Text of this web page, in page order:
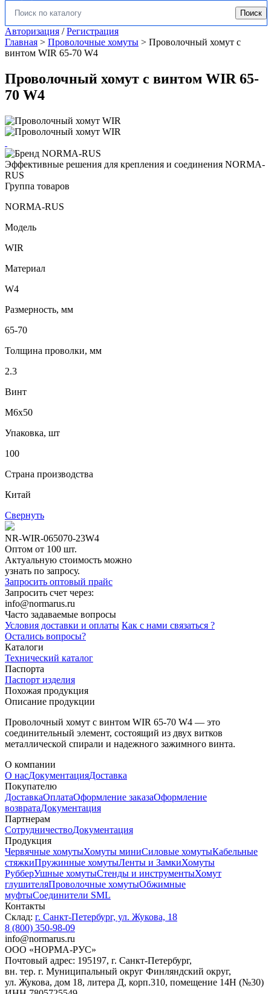
Искать: Поиск
Авторизация /Регистрация
Главная > Проволочные хомуты > Проволочный хомут с
винтом WIR 65-70 W4
Проволочный хомут с винтом WIR 65-
70 W4
Эффективные решения для крепления и соединения NORMA-
RUS
Группа товаров
NORMA-RUS
Модель
WIR
Материал
W4
Размерность, мм
65-70
Толщина проволки, мм
2.3
Винт
М6х50
Упаковка, шт
100
Страна производства
Китай
Свернуть
NR-WIR-065070-23W4
Оптом от 100 шт.
Актуальную стоимость можно
узнать по запросу.
Запросить оптовый прайс
Запросить счет через:
info@normarus.ru
Часто задаваемые вопросы
Условия доставки и оплаты Как с нами связаться ?
Остались вопросы?
Каталоги
Технический каталог
Паспорта
Паспорт изделия
Похожая продукция
Описание продукции
Проволочный хомут с винтом WIR 65-70 W4 — это
соединительный элемент, состоящий из двух витков
металлической спирали и надежного зажимного винта.
О компании
О насДокументацияДоставка
Покупателю
ДоставкаОплатаОформление заказаОформление
возвратаДокументация
Партнерам
СотрудничествоДокументация
Продукция
Червячные хомутыХомуты миниСиловые хомутыКабельные
стяжкиПружинные хомутыЛенты и ЗамкиХомуты
РубберУшные хомутыСтенды и инструментыХомут
глушителяПроволочные хомутыОбжимные
муфтыСоединители SML
Контакты
Склад: г. Санкт-Петербург, ул. Жукова, 18
8 (800) 350-98-09
info@normarus.ru
ООО «НОРМА-РУС»
Почтовый адрес: 195197, г. Санкт-Петербург,
вн. тер. г. Муниципальный округ Финляндский округ,
ул. Жукова, дом 18, литера Д, корп.310, помещение 14Н (№30)